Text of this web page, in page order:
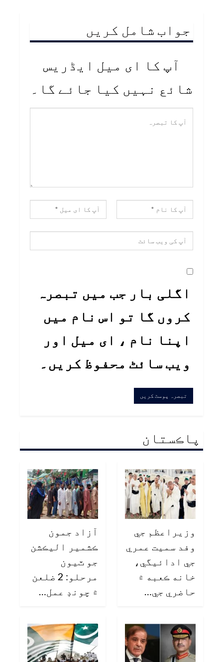
جواب شامل کریں
آپ کا ای میل ایڈریس
شائع نہیں کیا جائے گا۔
اگلی بار جب میں تبصرہ
کروں گا تو اس نام میں
اپنا نام ، ای میل اور
ویب سائٹ محفوظ کریں۔
پاڪستان
وزيراعظم جي
وفد سميت عمري
جي ادائيگي،
خانه ڪعبه ۾
حاضري جي…
آزاد جمون
ڪشمير اليڪشن
جو ٽيون
مرحلو: 2 ضلعن
۾ چونڊ عمل…